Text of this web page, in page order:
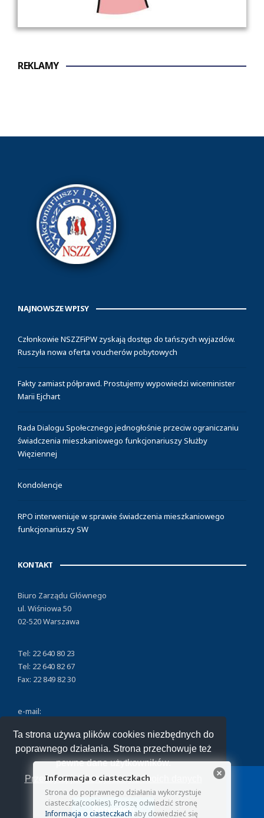
Ta strona używa plików cookies niezbędnych do
poprawnego działania. Strona przechowuje też
pewne dane użytkowników.
Przeczytaj jak korzystamy z twoich danych
Rozumiem
REKLAMY
NAJNOWSZE WPISY
Członkowie NSZZFiPW zyskają dostęp do tańszych wyjazdów.
Ruszyła nowa oferta voucherów pobytowych
Fakty zamiast półprawd. Prostujemy wypowiedzi wiceminister
Marii Ejchart
Rada Dialogu Społecznego jednogłośnie przeciw ograniczaniu
świadczenia mieszkaniowego funkcjonariuszy Służby
Więziennej
Kondolencje
RPO interweniuje w sprawie świadczenia mieszkaniowego
funkcjonariuszy SW
KONTAKT
Biuro Zarządu Głównego
ul. Wiśniowa 50
02-520 Warszawa
Tel: 22 640 80 23
Tel: 22 640 82 67
Fax: 22 849 82 30
e-mail:
Copyright © 2026 NSZZ Funkcjonariuszy i Pracowników
Więziennictwa.
Informacja o ciasteczkach
Strona do poprawnego działania wykorzystuje
ciasteczka(cookies). Proszę odwiedzić stronę
Informacja o ciasteczkach aby dowiedzieć się